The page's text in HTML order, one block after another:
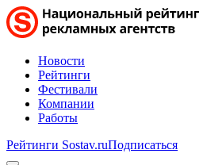
Новости
Рейтинги
Фестивали
Компании
Работы
Рейтинги Sostav.ruПодписаться